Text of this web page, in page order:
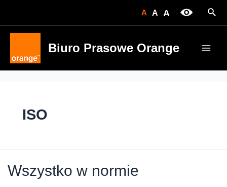
A A A
Biuro Prasowe Orange
ISO
Wszystko w normie